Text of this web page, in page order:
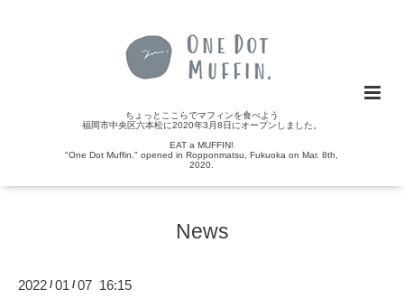
ちょっとここらでマフィンを食べよう
福岡市中央区六本松に2020年3月8日にオープンしました。
EAT a MUFFIN!
"One Dot Muffin." opened in Ropponmatsu, Fukuoka on Mar. 8th,
2020.
News
2022 /01 /07 16:15